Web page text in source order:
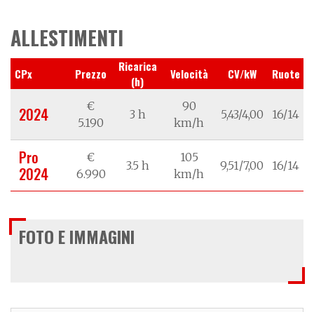
ALLESTIMENTI
CPx Prezzo
Ricarica
(h)
Velocità CV/kW Ruote
2024
€
5.190
3 h
90
km/h
5,43/4,00 16/14
Pro
2024
€
6.990
3.5 h
105
km/h
9,51/7,00 16/14
FOTO E IMMAGINI